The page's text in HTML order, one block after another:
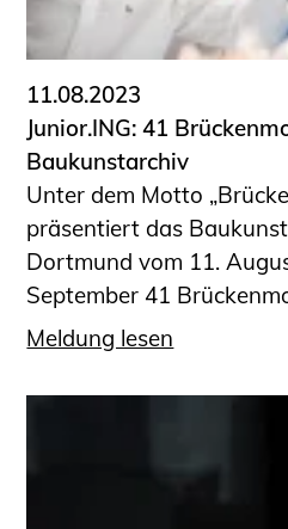
Informationen für
Anträge, Anzeigen,
Fortbildung/Seminare
Informationen für
und Ingenieure
Recht
Planungswettbewerbe
Publikationen
Stellenbörse
Staatlich anerkannte
Qualifizierte
11.08.2023
Junior.ING: 41
Baukunstarchiv
Unter dem Motto
präsentiert das
Dortmund vom 11.
September 41
Meldung lesen